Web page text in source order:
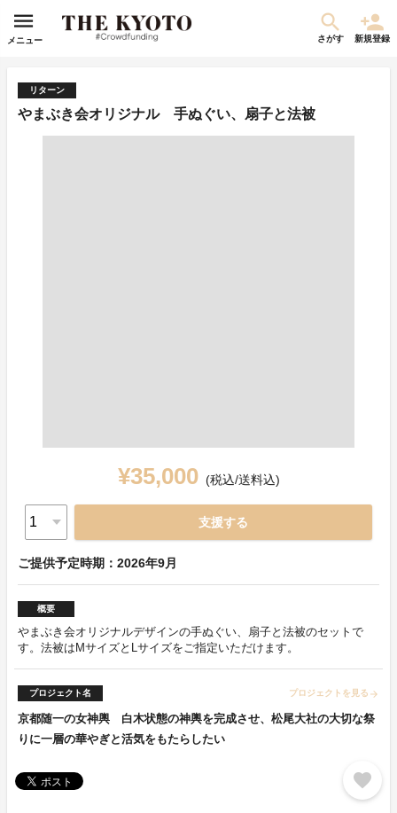
メニュー さがす 新規登録
リターン
やまぶき会オリジナル 手ぬぐい、扇子と法被
¥35,000 (税込/送料込)
支援する
ご提供予定時期：2026年9月
概要
やまぶき会オリジナルデザインの手ぬぐい、扇子と法被のセットで
す。法被はMサイズとLサイズをご指定いただけます。
プロジェクト名 プロジェクトを見る arrow_forward
京都随一の女神輿 白木状態の神輿を完成させ、松尾大社の大切な祭
りに一層の華やぎと活気をもたらしたい
favorite